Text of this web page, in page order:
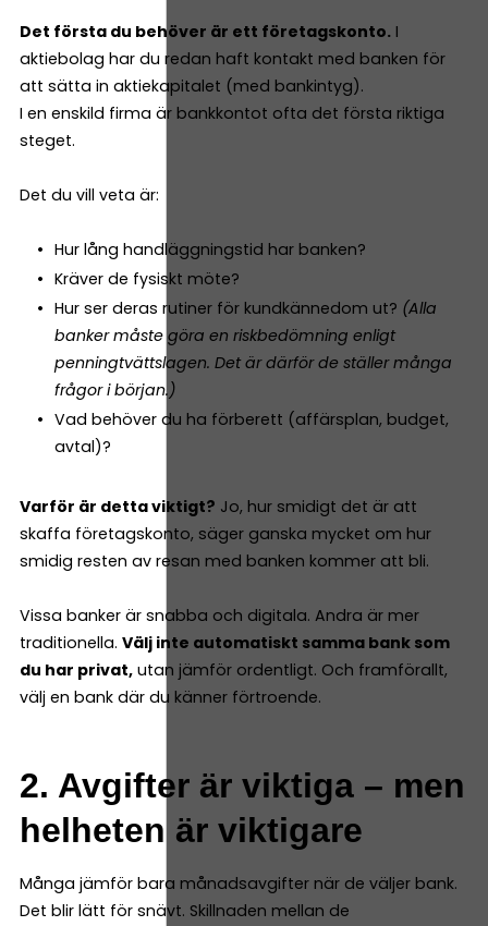
Det första du behöver är ett företagskonto. I
aktiebolag har du redan haft kontakt med banken för
att sätta in aktiekapitalet (med bankintyg).
I en enskild firma är bankkontot ofta det första riktiga
steget.
Det du vill veta är:
Hur lång handläggningstid har banken?
Kräver de fysiskt möte?
Hur ser deras rutiner för kundkännedom ut? (Alla
banker måste göra en riskbedömning enligt
penningtvättslagen. Det är därför de ställer många
frågor i början.)
Vad behöver du ha förberett (affärsplan, budget,
avtal)?
Varför är detta viktigt? Jo, hur smidigt det är att
skaffa företagskonto, säger ganska mycket om hur
smidig resten av resan med banken kommer att bli.
Vissa banker är snabba och digitala. Andra är mer
traditionella. Välj inte automatiskt samma bank som
du har privat, utan jämför ordentligt. Och framförallt,
välj en bank där du känner förtroende.
2. Avgifter är viktiga – men
helheten är viktigare
Många jämför bara månadsavgifter när de väljer bank.
Det blir lätt för snävt. Skillnaden mellan de